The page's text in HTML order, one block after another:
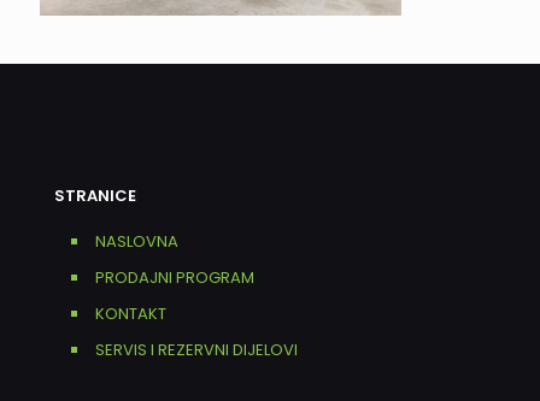
STRANICE
NASLOVNA
PRODAJNI PROGRAM
KONTAKT
SERVIS I REZERVNI DIJELOVI